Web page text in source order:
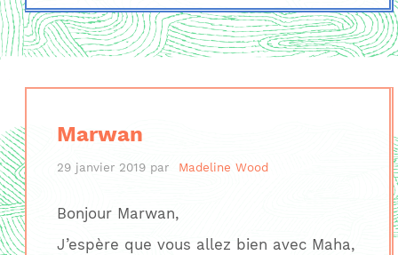
Marwan
29 janvier 2019 par Madeline Wood
Bonjour Marwan,
J’espère que vous allez bien avec Maha,